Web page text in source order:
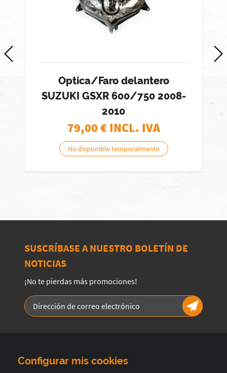
Optica/Faro delantero
SUZUKI GSXR 600/750 2008-
2010
79,00€ INCL. IVA
No disponible temporalmente
SUSCRÍBASE A NUESTRO BOLETÍN DE
NOTICIAS
¡No te pierdas más promociones!
Configurar mis cookies